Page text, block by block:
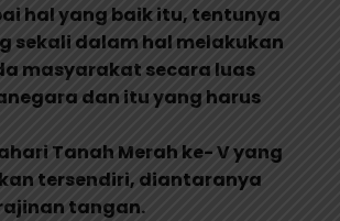
hal yang baik itu, tentunya
sekali dalam hal melakukan
masyarakat secara luas
dan itu yang harus
Tanah Merah ke- V yang
tersendiri, diantaranya
tangan.